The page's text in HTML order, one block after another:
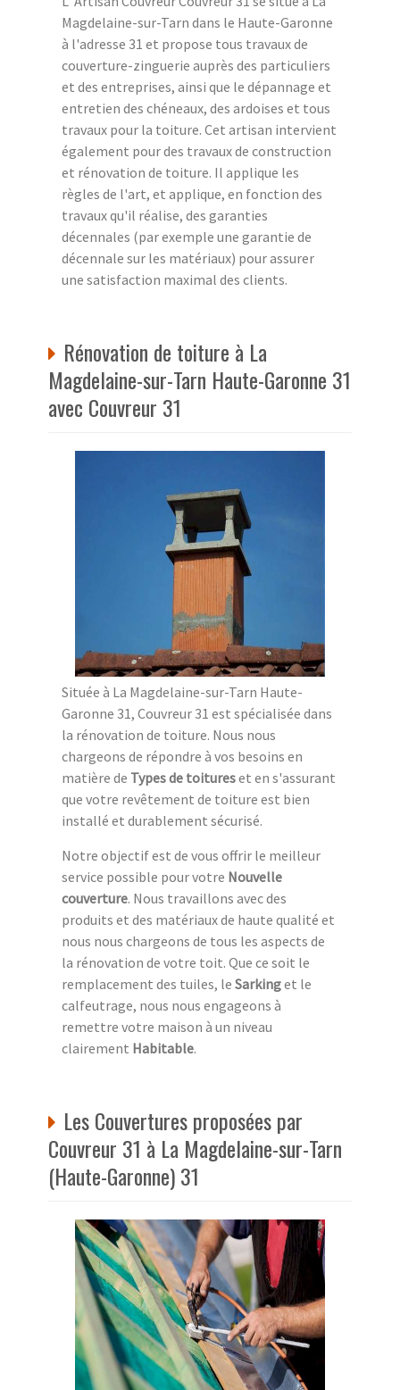
Magdelaine-sur-Tarn dans le Haute-Garonne
à l'adresse 31 et propose tous travaux de
couverture-zinguerie auprès des particuliers
et des entreprises, ainsi que le dépannage et
entretien des chéneaux, des ardoises et tous
travaux pour la toiture. Cet artisan intervient
également pour des travaux de construction
et rénovation de toiture. Il applique les
règles de l'art, et applique, en fonction des
travaux qu'il réalise, des garanties
décennales (par exemple une garantie de
décennale sur les matériaux) pour assurer
une satisfaction maximal des clients.
Rénovation de toiture à La
Magdelaine-sur-Tarn Haute-Garonne 31
avec Couvreur 31
Située à La Magdelaine-sur-Tarn Haute-
Garonne 31, Couvreur 31 est spécialisée dans
la rénovation de toiture. Nous nous
chargeons de répondre à vos besoins en
matière de Types de toitureset en s'assurant
que votre revêtement de toiture est bien
installé et durablement sécurisé.
Notre objectif est de vous offrir le meilleur
service possible pour votre Nouvelle
couverture. Nous travaillons avec des
produits et des matériaux de haute qualité et
nous nous chargeons de tous les aspects de
la rénovation de votre toit. Que ce soit le
remplacement des tuiles, le Sarkinget le
calfeutrage, nous nous engageons à
remettre votre maison à un niveau
clairement Habitable.
Les Couvertures proposées par
Couvreur 31 à La Magdelaine-sur-Tarn
(Haute-Garonne) 31